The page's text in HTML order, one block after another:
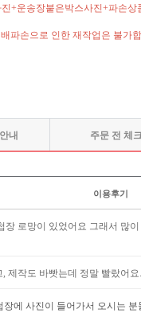
+운송장붙은박스사진+파손상
파손으로 인한 재작업은 불가
내 주문 전 체
이용후기
장 로망이 있었어요 그래서 많
제작도 바빳는데 정말 빨랐어
에 사진이 들어가서 오시는